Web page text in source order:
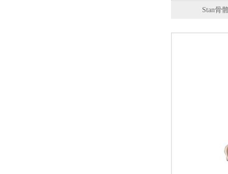
Stan骨